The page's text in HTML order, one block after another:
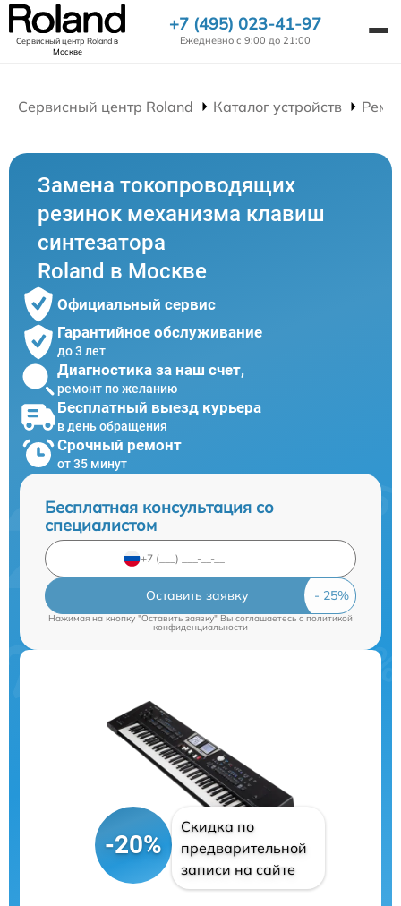
Сервисный центр Rolandв
Москве
+7 (495) 023-41-97
Ежедневно с 9:00 до 21:00
Сервисный центр Roland Каталог устройств
Замена токопроводящих
резинок механизма клавиш
синтезатора
Roland в Москве
Официальный сервис
Гарантийное обслуживание
до 3 лет
Диагностика за наш счет,
ремонт по желанию
Бесплатный выезд курьера
в день обращения
Срочный ремонт
от 35 минут
Бесплатная консультация со
специалистом
Оставить заявку
Нажимая на кнопку "Оставить заявку" Вы соглашаетесь cполитикой
конфиденциальности
-20%
Скидка по
предварительной
записи на сайте